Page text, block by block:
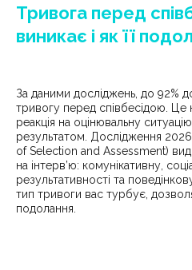
Тривога перед
виникає і як її
За даними досліджень, до 92%
тривогу перед співбесідою. Це
реакція на оцінювальну
результатом. Дослідження
of Selection and Assessment)
на інтерв’ю: комунікативну,
результативності та
тип тривоги вас турбує,
подолання.